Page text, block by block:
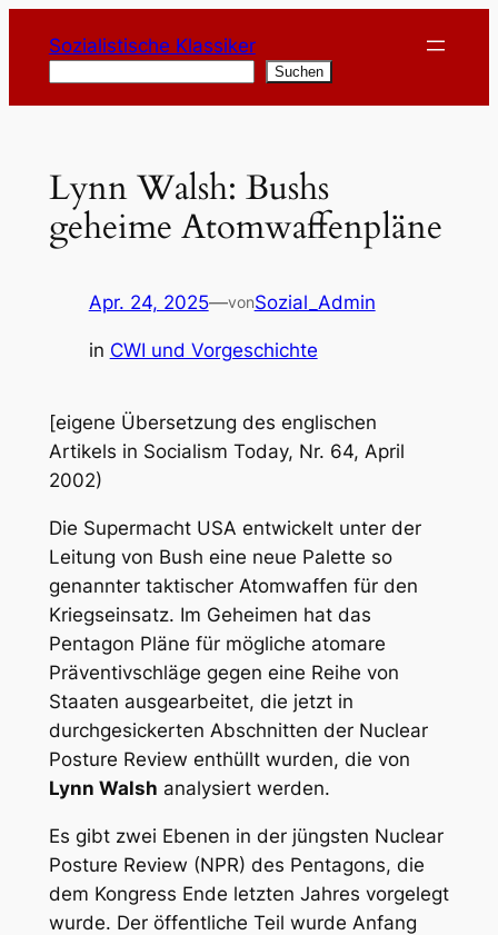
Inhalt
springen
Sozialistische Klassiker
Suchen
Lynn Walsh: Bushs
geheime Atomwaffenpläne
Apr. 24, 2025—vonSozial_Admin
in CWI und Vorgeschichte
[eigene Übersetzung des englischen
Artikels in Socialism Today, Nr. 64, April
2002)
Die Supermacht USA entwickelt unter der
Leitung von Bush eine neue Palette so
genannter taktischer Atomwaffen für den
Kriegseinsatz. Im Geheimen hat das
Pentagon Pläne für mögliche atomare
Präventivschläge gegen eine Reihe von
Staaten ausgearbeitet, die jetzt in
durchgesickerten Abschnitten der Nuclear
Posture Review enthüllt wurden, die von
Lynn Walsh analysiert werden.
Es gibt zwei Ebenen in der jüngsten Nuclear
Posture Review (NPR) des Pentagons, die
dem Kongress Ende letzten Jahres vorgelegt
wurde. Der öffentliche Teil wurde Anfang